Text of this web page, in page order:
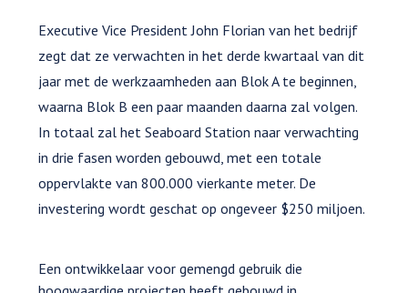
Executive Vice President John Florian van het bedrijf
zegt dat ze verwachten in het derde kwartaal van dit
jaar met de werkzaamheden aan Blok A te beginnen,
waarna Blok B een paar maanden daarna zal volgen.
In totaal zal het Seaboard Station naar verwachting
in drie fasen worden gebouwd, met een totale
oppervlakte van 800.000 vierkante meter. De
investering wordt geschat op ongeveer $250 miljoen.
Een ontwikkelaar voor gemengd gebruik die